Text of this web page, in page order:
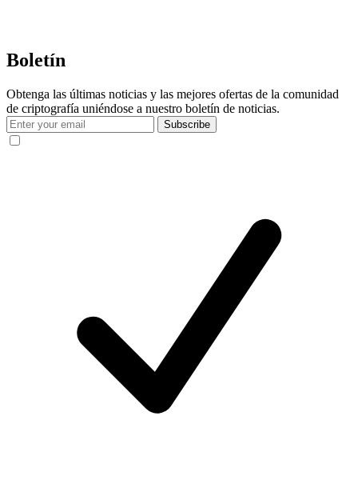
Boletín
Obtenga las últimas noticias y las mejores ofertas de la comunidad
de criptografía uniéndose a nuestro boletín de noticias.
Subscribe